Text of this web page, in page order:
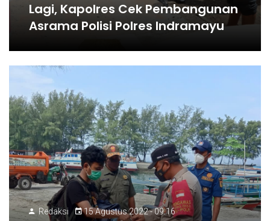
Lagi, Kapolres Cek Pembangunan
Asrama Polisi Polres Indramayu
Redaksi 15 Agustus 2022 - 09:16